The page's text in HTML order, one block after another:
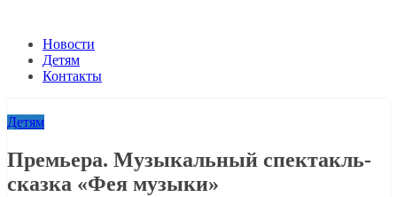
Новости
Детям
Контакты
Детям
Премьера. Музыкальный спектакль-
сказка «Фея музыки»